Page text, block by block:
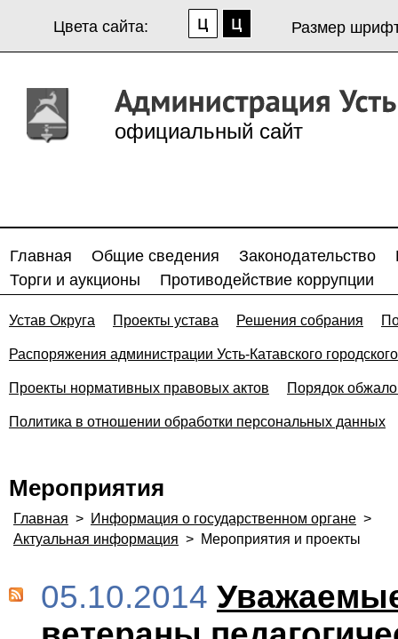
Цвета сайта: Размер
официальный сайт
Главная Общие сведения Законодательство
Торги и аукционы
Противодействие коррупции
Устав Округа Проекты устава Решения собрания
Распоряжения администрации Усть-Катавского
Проекты нормативных правовых актов Порядок
Политика в отношении обработки персональных данных
Мероприятия
Главная > Информация о государственном органе >
Актуальная информация > Мероприятия и проекты
05.10.2014